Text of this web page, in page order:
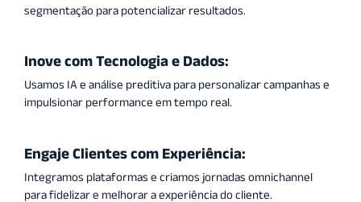
segmentação para potencializar resultados.
Inove com Tecnologia e Dados:
Usamos IA e análise preditiva para personalizar campanhas e
impulsionar performance em tempo real.
Engaje Clientes com Experiência:
Integramos plataformas e criamos jornadas omnichannel
para fidelizar e melhorar a experiência do cliente.